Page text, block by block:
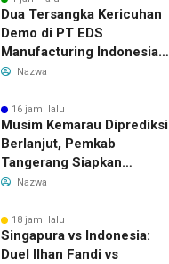
Dua Tersangka Kericuhan
Demo di PT EDS
Manufacturing Indonesia
Ditahan, Polda Banten
Pengelolaan Limbah
Nazwa
16 jam lalu
Musim Kemarau Diprediksi
Berlanjut, Pemkab
Tangerang Siapkan
Langkah Antisipasi Krisis
Nazwa
18 jam lalu
Singapura vs Indonesia:
Duel Ilhan Fandi vs